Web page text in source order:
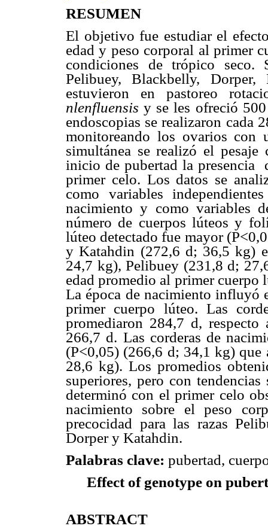
RESUMEN
El objetivo fue estudiar el
edad y peso corporal al primer
condiciones de trópico seco.
Pelibuey, Blackbelly,
estuvieron en pastoreo
nlenfluensisy se les ofreció
endoscopias se realizaron cada
monitoreando los ovarios con
simultánea se realizó el
inicio de pubertad la presencia
primer celo. Los datos se
como variables
nacimiento y como variables
número de cuerpos lúteos y
lúteo detectado fue mayor
y Katahdin (272,6 d; 36,5 kg)
24,7 kg), Pelibuey (231,8 d;
edad promedio al primer cuerpo
La época de nacimiento influyó
primer cuerpo lúteo. Las
promediaron 284,7 d, respecto
266,7 d. Las corderas de
(P<0,05) (266,6 d; 34,1 kg)
28,6 kg). Los promedios
superiores, pero con
determinó con el primer celo
nacimiento sobre el peso
precocidad para las razas
Dorper y Katahdin.
Palabras clave: pubertad,
Effect of genotype on
ABSTRACT